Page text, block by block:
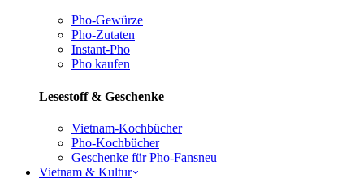
Pho-Gewürze
Pho-Zutaten
Instant-Pho
Pho kaufen
Lesestoff & Geschenke
Vietnam-Kochbücher
Pho-Kochbücher
Geschenke für Pho-Fansneu
Vietnam & Kultur